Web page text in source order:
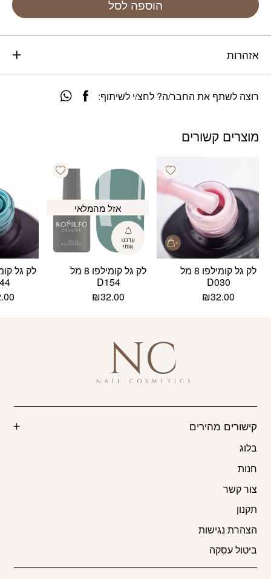
הוספה לסל
אזהרות
רוצה לשתף את החבר/ה? לחצ/י לשיתוף:
מוצרים קשורים
Add wishlist
לק גל קומילפו 8 מל
D030
₪32.00
Add wishlist
אזל מהמלאי
לק גל קומילפו 8 מל
D154
₪32.00
קישורים מהירים
בלוג
חנות
צור קשר
תקנון
הצהרת נגישות
ביטול עסקה